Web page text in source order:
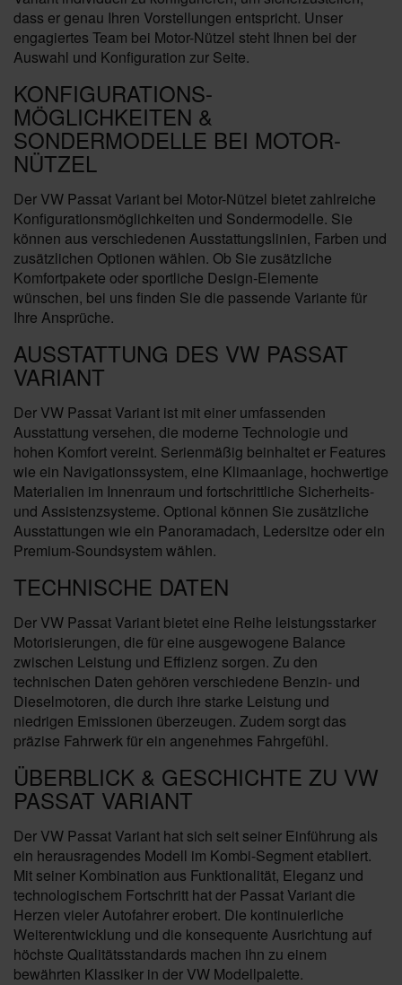
dass er genau Ihren Vorstellungen entspricht. Unser
engagiertes Team bei Motor-Nützel steht Ihnen bei der
Auswahl und Konfiguration zur Seite.
KONFIGURATIONS-
MÖGLICHKEITEN &
SONDERMODELLE BEI MOTOR-
NÜTZEL
Der VW Passat Variant bei Motor-Nützel bietet zahlreiche
Konfigurationsmöglichkeiten und Sondermodelle. Sie
können aus verschiedenen Ausstattungslinien, Farben und
zusätzlichen Optionen wählen. Ob Sie zusätzliche
Komfortpakete oder sportliche Design-Elemente
wünschen, bei uns finden Sie die passende Variante für
Ihre Ansprüche.
AUSSTATTUNG DES VW PASSAT
VARIANT
Der VW Passat Variant ist mit einer umfassenden
Ausstattung versehen, die moderne Technologie und
hohen Komfort vereint. Serienmäßig beinhaltet er Features
wie ein Navigationssystem, eine Klimaanlage, hochwertige
Materialien im Innenraum und fortschrittliche Sicherheits-
und Assistenzsysteme. Optional können Sie zusätzliche
Ausstattungen wie ein Panoramadach, Ledersitze oder ein
Premium-Soundsystem wählen.
TECHNISCHE DATEN
Der VW Passat Variant bietet eine Reihe leistungsstarker
Motorisierungen, die für eine ausgewogene Balance
zwischen Leistung und Effizienz sorgen. Zu den
technischen Daten gehören verschiedene Benzin- und
Dieselmotoren, die durch ihre starke Leistung und
niedrigen Emissionen überzeugen. Zudem sorgt das
präzise Fahrwerk für ein angenehmes Fahrgefühl.
ÜBERBLICK & GESCHICHTE ZU VW
PASSAT VARIANT
Der VW Passat Variant hat sich seit seiner Einführung als
ein herausragendes Modell im Kombi-Segment etabliert.
Mit seiner Kombination aus Funktionalität, Eleganz und
technologischem Fortschritt hat der Passat Variant die
Herzen vieler Autofahrer erobert. Die kontinuierliche
Weiterentwicklung und die konsequente Ausrichtung auf
höchste Qualitätsstandards machen ihn zu einem
bewährten Klassiker in der VW Modellpalette.